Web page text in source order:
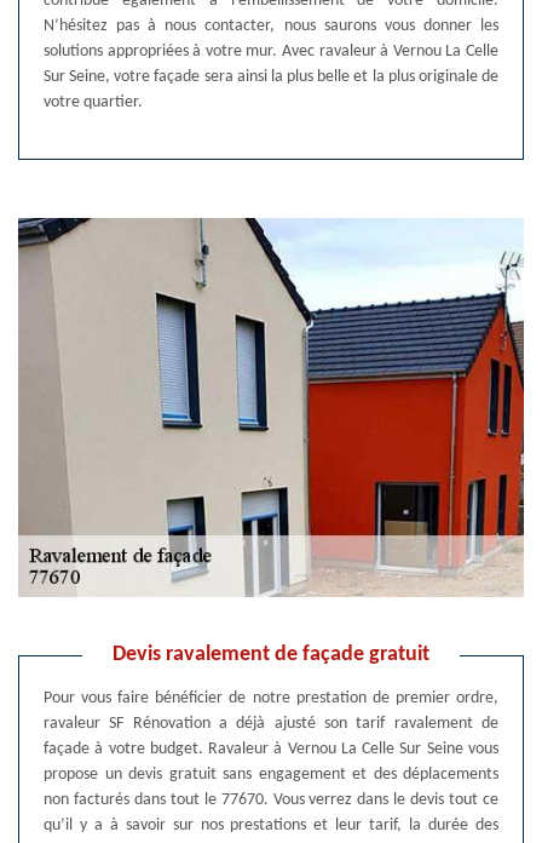
N’hésitez pas à nous contacter, nous saurons vous donner les
solutions appropriées à votre mur. Avec ravaleur à Vernou La Celle
Sur Seine, votre façade sera ainsi la plus belle et la plus originale de
votre quartier.
Devis ravalement de façade gratuit
Pour vous faire bénéficier de notre prestation de premier ordre,
ravaleur SF Rénovation a déjà ajusté son tarif ravalement de
façade à votre budget. Ravaleur à Vernou La Celle Sur Seine vous
propose un devis gratuit sans engagement et des déplacements
non facturés dans tout le 77670. Vous verrez dans le devis tout ce
qu’il y a à savoir sur nos prestations et leur tarif, la durée des